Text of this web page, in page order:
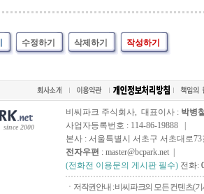
수정하기 삭제하기 작성하기
since 2000
비씨파크 주식회사, 대표이사 : 박병
사업자등록번호 : 114-86-19888 |
본사 : 서울특별시 서초구 서초대로73
전자우편 : master@bcpark.net |
(전화전 이용문의 게시판 필수) 전화:
ㆍ저작권안내 : 비씨파크의 모든 컨텐츠(